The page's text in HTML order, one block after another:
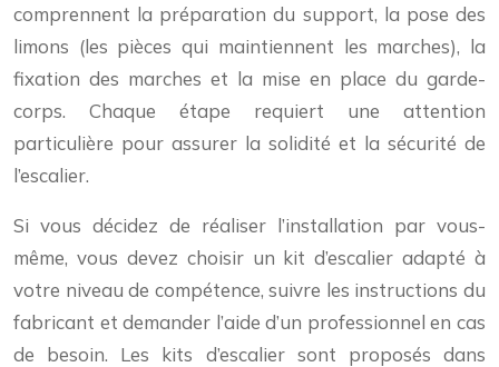
comprennent la préparation du support, la pose des
limons (les pièces qui maintiennent les marches), la
fixation des marches et la mise en place du garde-
corps. Chaque étape requiert une attention
particulière pour assurer la solidité et la sécurité de
l’escalier.
Si vous décidez de réaliser l’installation par vous-
même, vous devez choisir un kit d’escalier adapté à
votre niveau de compétence, suivre les instructions du
fabricant et demander l’aide d’un professionnel en cas
de besoin. Les kits d’escalier sont proposés dans